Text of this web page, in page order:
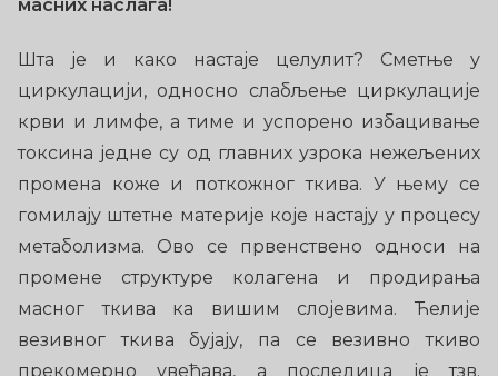
масних наслага!
Шта је и како настаје целулит? Сметње у
циркулацији, односно слабљење циркулације
крви и лимфе, а тиме и успорено избацивање
токсина једне су од главних узрока нежељених
промена коже и поткожног ткива. У њему се
гомилају штетне материје које настају у процесу
метаболизма. Ово се првенствено односи на
промене структуре колагена и продирања
масног ткива ка вишим слојевима. Ћелије
везивног ткива бујају, па се везивно ткиво
прекомерно увећава, а последица је тзв.